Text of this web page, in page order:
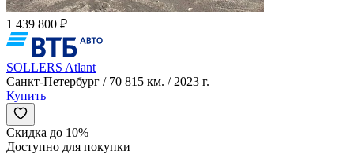
1 439 800 ₽
SOLLERS Atlant
Санкт-Петербург / 70 815 км. / 2023 г.
Купить
Скидка до 10%
Доступно для покупки